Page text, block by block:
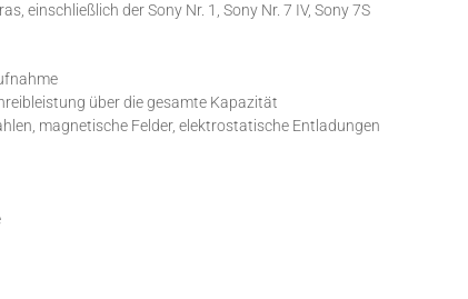
einschließlich der Sony Nr. 1, Sony Nr. 7 IV, Sony 7S
über die gesamte Kapazität
magnetische Felder, elektrostatische Entladungen